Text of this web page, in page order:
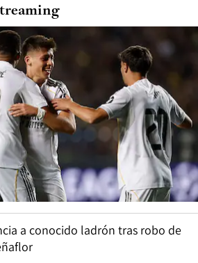
a conocido ladrón tras robo de